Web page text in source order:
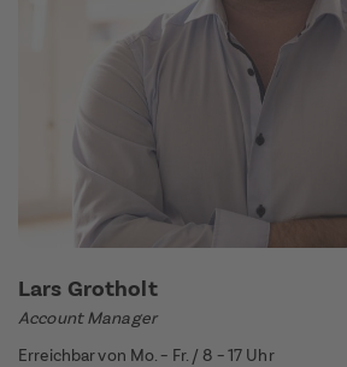
Lars Grotholt
Account Manager
Erreichbar von Mo. – Fr. / 8 – 17 Uhr